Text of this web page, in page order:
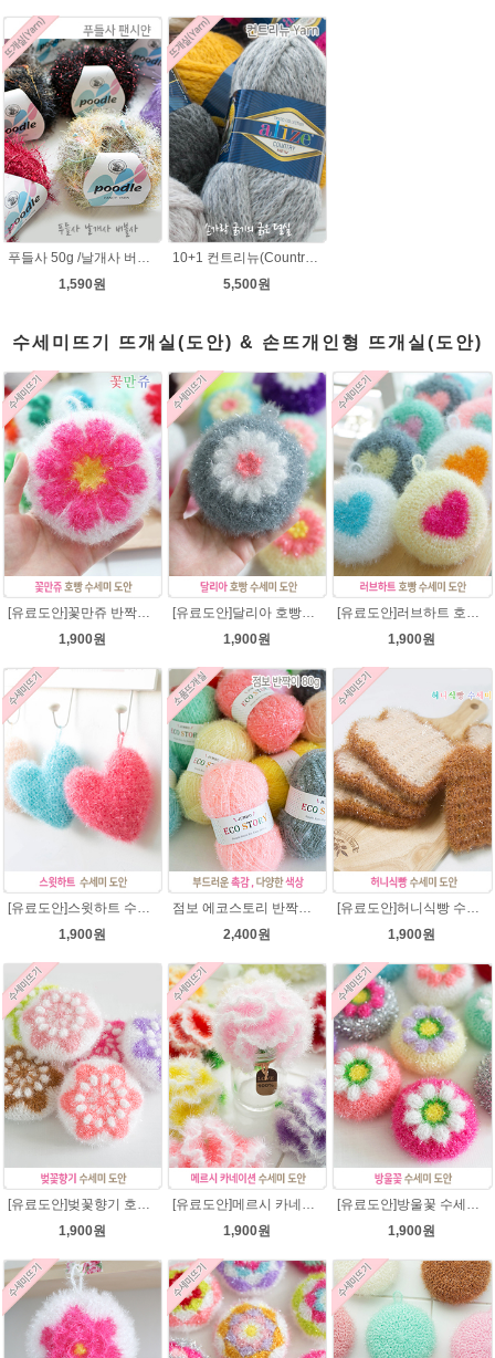
푸들사 50g /날개사 버블사 팬시얀 뜨개실 뜨게실 뜨개질실 목도리실 빌바오 손뜨개실 도매털실 스웨터 니트조끼 털실싸게파는곳 겨울
1,590원
10+1 컨트리뉴(Country new) 굵은털실/컨트리뉴 뜨개실/뜨개질 뉴컨트리/컨트리실/컨트리뜨개실
5,500원
수세미뜨기 뜨개실(도안) & 손뜨개인형 뜨개실(도안)
1,900원
1,900원
1,900원
[유료도안]스윗하트 수세미뜨기 도안(수세미실은 옵션에서 추가구매 가능)예쁜수세미뜨기/빤짝이 수세미실/웰빙수세미실/고급수세미실/하트뜨기 반짝이수세미 하트수세미
1,900원
점보 에코스토리 반짝이 80g 대용량 수세미뜨기 뜨개실 친환경소품 뜨개질실//웰빙수세미실/반짝이수세미실/반짝이뜨개실/ 수세미실/대용량수세미/빤짝이실
2,400원
[유료도안]허니식빵 수세미뜨기 코바늘뜨기도안 /수세미뜨기/수세미실/반짝이수세미/반짝이실/수세미실 웰빙수세미 퐁퐁수세미 식빵 코바늘수세미
1,900원
[유료도안]벚꽃향기 호빵수세미뜨기 도안(수세미실은 옵션에서 추가구매 가능)/수세미뜨기/수세미실/반짝이수세미/반짝이실/별수세미 호빵수세미 웰빙수세미 퐁퐁수세미 코바늘수세미
1,900원
[유료도안]메르시 카네이션수세미 뜨기 도안(수세미실은 옵션에서 추가구매 가능)/카네이션수세미/별호빵수세미처럼 예쁜 수세미뜨기/수세미실 카네이션만들기 /웰빙수세미실 카네이션도안/고급수세미실/꽃수세미
1,900원
[유료도안]방울꽃 수세미뜨기 도안(수세미실은 옵션에서 추가구매 가능)/방울꽃수세미/별호빵수세미처럼 예쁜수세미뜨기/수세미실/퐁퐁수세미/웰빙수세미실/고급수세미실/꽃수세미/봄꽃향기수세미
1,900원